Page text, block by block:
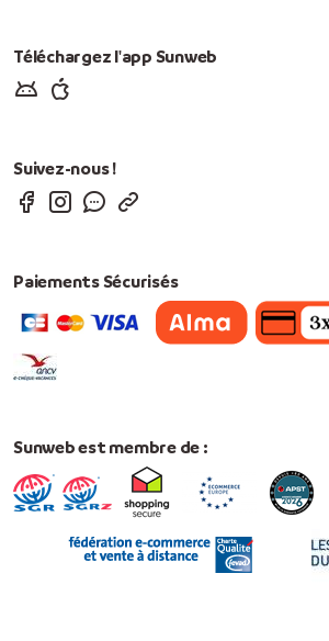
Téléchargez l'app Sunweb
Suivez-nous !
Paiements Sécurisés
Sunweb est membre de :